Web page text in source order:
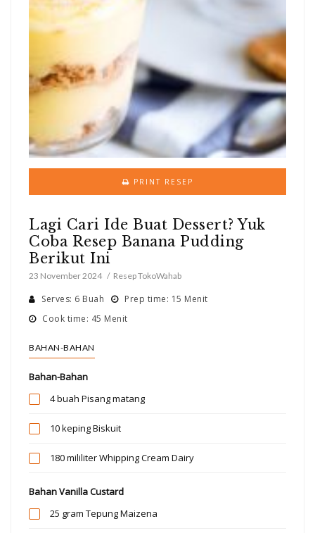
PRINT RESEP
Lagi Cari Ide Buat Dessert? Yuk
Coba Resep Banana Pudding
Berikut Ini
23 November 2024 Resep TokoWahab
Serves: 6 Buah
Prep time: 15 Menit
Cook time: 45 Menit
BAHAN-BAHAN
Bahan-Bahan
4 buah Pisang matang
10 kepingBiskuit
180 mililiterWhipping Cream Dairy
Bahan Vanilla Custard
25 gram Tepung Maizena